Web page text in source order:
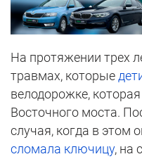
На протяжении трех
травмах, которые
велодорожке,
Восточного моста.
случая, когда в этом
сломала ключицу, на